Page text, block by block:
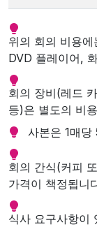
위의 회의 비용
DVD 플레이어,
회의 장비(레드
등)은 별도의 비
사본은 1매당
회의 간식(커피
가격이 책정됩니
식사 요구사항이